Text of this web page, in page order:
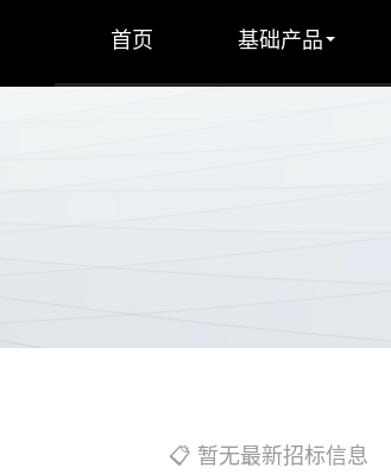
首页 基础产品
📋 暂无最新招标信息